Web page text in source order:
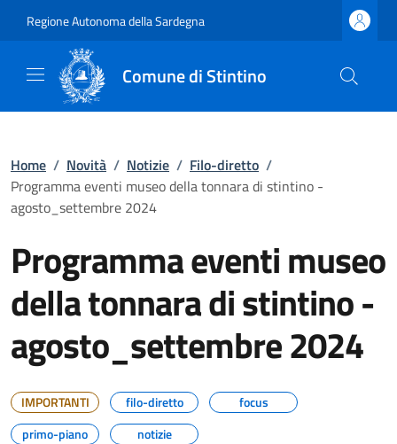
Regione Autonoma della Sardegna
Comune di Stintino
Home / Novità / Notizie / Filo-diretto /
Programma eventi museo della tonnara di stintino -
agosto_settembre 2024
Programma eventi museo
della tonnara di stintino -
agosto_settembre 2024
IMPORTANTI filo-diretto
focus
primo-piano
notizie